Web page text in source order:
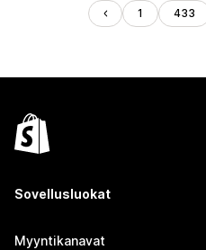
1 433
Sovellusluokat
Myyntikanavat